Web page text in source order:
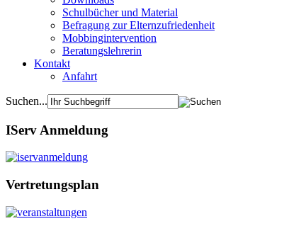
Schulbücher und Material
Befragung zur Elternzufriedenheit
Mobbingintervention
Beratungslehrerin
Kontakt
Anfahrt
Suchen...
IServ Anmeldung
Vertretungsplan